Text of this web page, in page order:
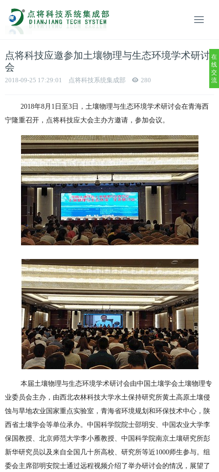
点将科技应邀参加土壤物理与生态环境学术研讨
会
2018-09-25 17:29:01 点将科技系统集成部 280
2018年8月1日至3日，土壤物理与生态环境学术研讨会在青海西
宁隆重召开，点将科技应大会主办方邀请，参加会议。
本届土壤物理与生态环境学术研讨会由中国土壤学会土壤物理专
业委员会主办，由西北农林科技大学水土保持研究所黄土高原土壤侵
蚀与旱地农业国家重点实验室，青海省环境规划和环保技术中心，陕
西省土壤学会等单位承办。中国科学院院士邵明安、中国农业大学李
保国教授、北京师范大学李小雁教授、中国科学院南京土壤研究所彭
新华研究员以及来自全国几十所高校、研究所等近1000师生参与。组
委会主席邵明安院士通过远程视频介绍了举办研讨会的情况，展望了
在
线
交
流